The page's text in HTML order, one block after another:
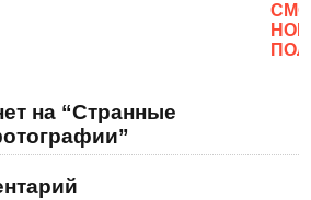
на “Странные